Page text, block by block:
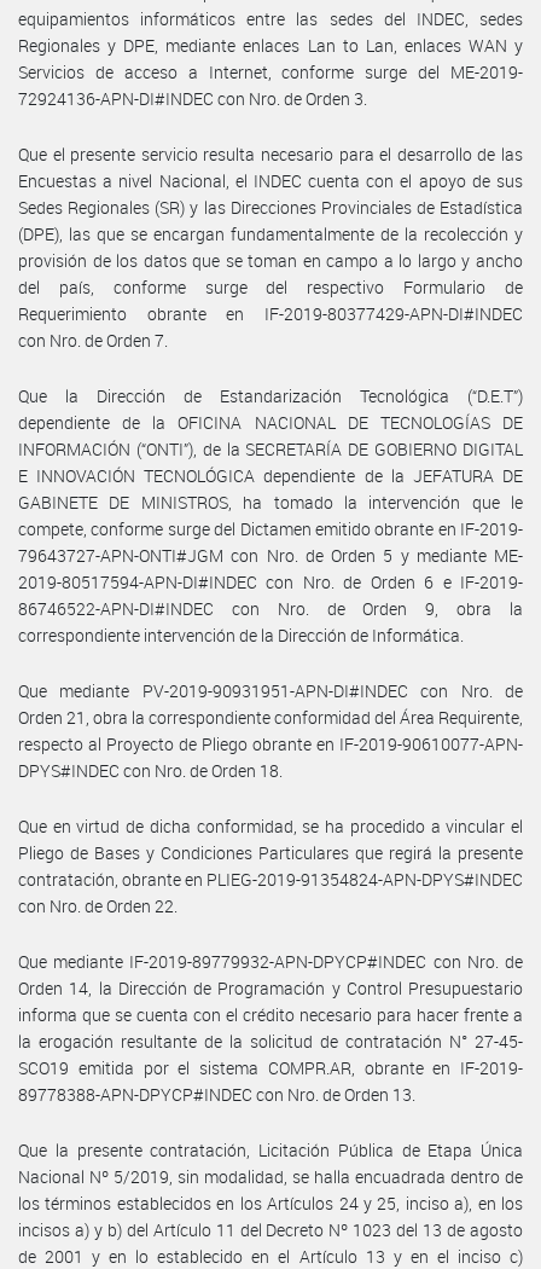
equipamientos informáticos entre las sedes del INDEC, sedes
Regionales y DPE, mediante enlaces Lan to Lan, enlaces WAN y
Servicios de acceso a Internet, conforme surge del ME-2019-
72924136-APN-DI#INDEC con Nro. de Orden 3.
Que el presente servicio resulta necesario para el desarrollo de las
Encuestas a nivel Nacional, el INDEC cuenta con el apoyo de sus
Sedes Regionales (SR) y las Direcciones Provinciales de Estadística
(DPE), las que se encargan fundamentalmente de la recolección y
provisión de los datos que se toman en campo a lo largo y ancho
del país, conforme surge del respectivo Formulario de
Requerimiento obrante en IF-2019-80377429-APN-DI#INDEC
con Nro. de Orden 7.
Que la Dirección de Estandarización Tecnológica (“D.E.T”)
dependiente de la OFICINA NACIONAL DE TECNOLOGÍAS DE
INFORMACIÓN (“ONTI”), de la SECRETARÍA DE GOBIERNO DIGITAL
E INNOVACIÓN TECNOLÓGICA dependiente de la JEFATURA DE
GABINETE DE MINISTROS, ha tomado la intervención que le
compete, conforme surge del Dictamen emitido obrante en IF-2019-
79643727-APN-ONTI#JGM con Nro. de Orden 5 y mediante ME-
2019-80517594-APN-DI#INDEC con Nro. de Orden 6 e IF-2019-
86746522-APN-DI#INDEC con Nro. de Orden 9, obra la
correspondiente intervención de la Dirección de Informática.
Que mediante PV-2019-90931951-APN-DI#INDEC con Nro. de
Orden 21, obra la correspondiente conformidad del Área Requirente,
respecto al Proyecto de Pliego obrante en IF-2019-90610077-APN-
DPYS#INDEC con Nro. de Orden 18.
Que en virtud de dicha conformidad, se ha procedido a vincular el
Pliego de Bases y Condiciones Particulares que regirá la presente
contratación, obrante en PLIEG-2019-91354824-APN-DPYS#INDEC
con Nro. de Orden 22.
Que mediante IF-2019-89779932-APN-DPYCP#INDEC con Nro. de
Orden 14, la Dirección de Programación y Control Presupuestario
informa que se cuenta con el crédito necesario para hacer frente a
la erogación resultante de la solicitud de contratación N° 27-45-
SCO19 emitida por el sistema COMPR.AR, obrante en IF-2019-
89778388-APN-DPYCP#INDEC con Nro. de Orden 13.
Que la presente contratación, Licitación Pública de Etapa Única
Nacional Nº 5/2019, sin modalidad, se halla encuadrada dentro de
los términos establecidos en los Artículos 24 y 25, inciso a), en los
incisos a) y b) del Artículo 11 del Decreto Nº 1023 del 13 de agosto
de 2001 y en lo establecido en el Artículo 13 y en el inciso c)